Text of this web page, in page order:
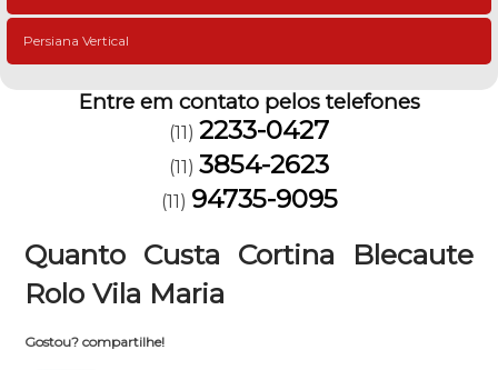
Persiana Vertical
Entre em contato pelos telefones
(11) 2233-0427
(11) 3854-2623
(11) 94735-9095
Quanto Custa Cortina Blecaute
Rolo Vila Maria
Gostou? compartilhe!